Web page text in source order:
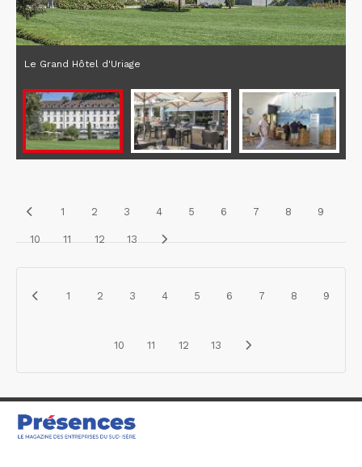
Le Grand Hôtel d'Uriage
1 2 3 4 5 6 7 8 9
10 11 12 13
1 2 3 4 5 6 7 8 9
10 11 12 13